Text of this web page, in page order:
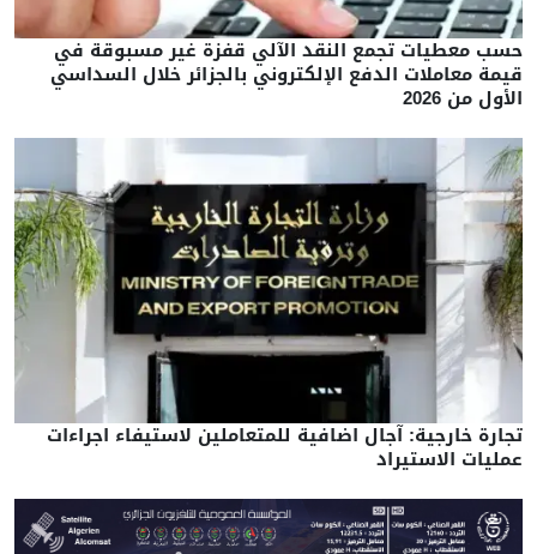
حسب معطيات تجمع النقد الآلي قفزة غير مسبوقة في
قيمة معاملات الدفع الإلكتروني بالجزائر خلال السداسي
الأول من 2026
تجارة خارجية: آجال اضافية للمتعاملين لاستيفاء اجراءات
عمليات الاستيراد